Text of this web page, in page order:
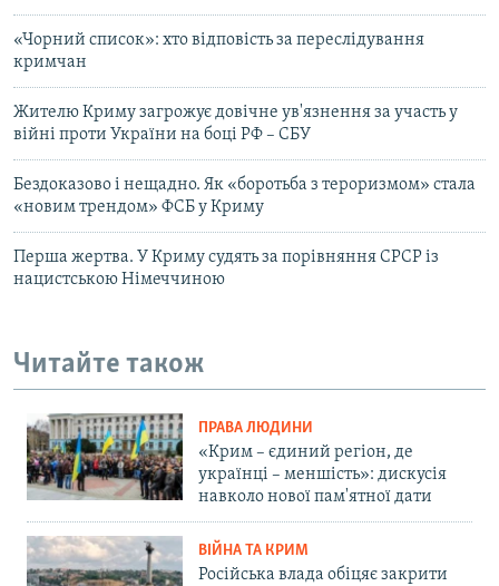
«Чорний список»: хто відповість за переслідування
кримчан
Жителю Криму загрожує довічне ув'язнення за участь у
війні проти України на боці РФ – СБУ
Бездоказово і нещадно. Як «боротьба з тероризмом» стала
«новим трендом» ФСБ у Криму
Перша жертва. У Криму судять за порівняння СРСР із
нацистською Німеччиною
Читайте також
ПРАВА ЛЮДИНИ
«Крим – єдиний регіон, де
українці – меншість»: дискусія
навколо нової пам'ятної дати
ВІЙНА ТА КРИМ
Російська влада обіцяє закрити